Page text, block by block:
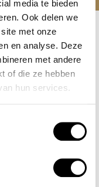
media te bieden
Ook delen we
met onze
en analyse. Deze
met andere
of die ze hebben
hun services.
MBR CITY, DUBAI
Properties, direct